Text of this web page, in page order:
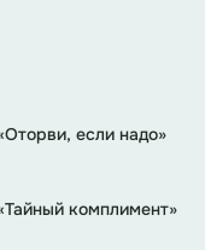
если надо»
комплимент»